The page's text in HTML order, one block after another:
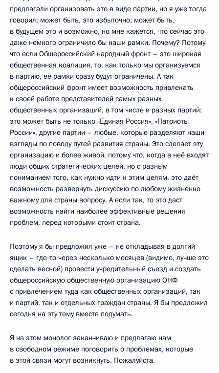
предлагали организовать это в виде партии, но я уже тогда
говорил: может быть, это избыточно; может быть,
в будущем это и возможно, но мне кажется, что сейчас это
даже немного ограничило бы наши рамки. Почему? Потому
что если Общероссийский народный фронт – это широкая
общественная коалиция, то, как только мы организуемся
в партию, её рамки сразу будут ограничены. А так
общероссийский фронт имеет возможность привлекать
к своей работе представителей самых разных
общественных организаций, в том числе и разных партий:
это может быть не только «Единая Россия», «Патриоты
России», другие партии – любые, которые разделяют наши
взгляды по поводу путей развития страны. Это сделает эту
организацию и более живой, потому что, когда в неё входят
люди общих стратегических целей, но с разным
пониманием того, как нужно идти к этим целям, это даёт
возможность развернуть дискуссию по любому жизненно
важному для страны вопросу. А если так, то это даст
возможность найти наиболее эффективные решения
проблем, перед которыми стоит страна.
Поэтому я бы предложил уже – не откладывая в долгий
ящик – где‑то через несколько месяцев (видимо, лучше это
сделать весной) провести учредительный съезд и создать
общероссийскую общественную организацию ОНФ
с привлечением туда как общественных организаций, так
и партий, так и отдельных граждан страны. Я бы предложил
сегодня на эту тему вместе подумать.
Я на этом монолог заканчиваю и предлагаю нам
в свободном режиме поговорить о проблемах, которые
в этой связи могут возникнуть. Пожалуйста.